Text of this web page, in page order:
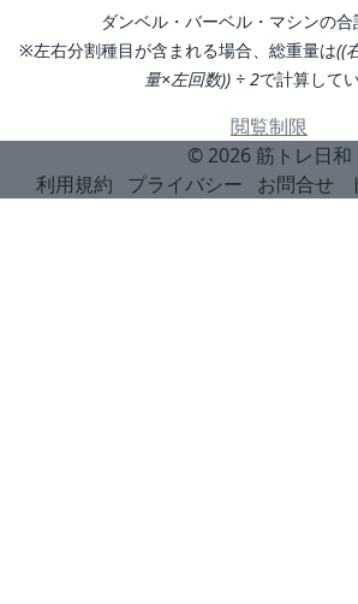
ダンベル・バーベル・マシンの
※左右分割種目が含まれる場合、総重量は((
量×左回数)) ÷ 2で計算して
閲覧制限
© 2026 筋トレ日和
利用規約
プライバシー お問合せ